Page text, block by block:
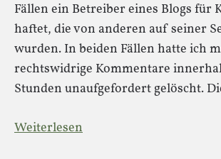
Fällen ein Betreiber eines Blogs für
haftet, die von anderen auf seiner
wurden. In beiden Fällen hatte ich
rechtswidrige Kommentare
Stunden unaufgefordert gelöscht.
Weiterlesen